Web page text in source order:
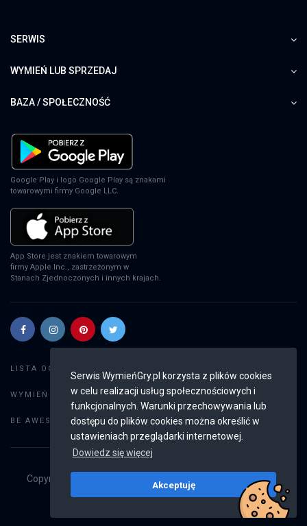
Serwis WymieńGry.pl korzysta z plików cookies
w celu realizacji usług społecznościowych i
funkcjonalnych. Warunki przechowywania lub
dostępu do plików cookies można określić w
ustawieniach przeglądarki internetowej.
Dowiedz się więcej
Akceptuję
SERWIS
WYMIEŃ LUB SPRZEDAJ
BAZA / SPOŁECZNOŚĆ
Google Play i logo Google Play są znakami
towarowymi firmy Google LLC.
App Store jest znakiem towarowym
firmy Apple Inc., zastrzeżonym w
Stanach Zjednoczonych i innych krajach.
LISTA OGŁOSZEŃ:
WYMIEŃ GRY: Dodaj ogłoszenie
BE AWESOME: Weryfikacja konta
Copyright © 2019 - 2026
Wszystkie prawa
v2.8.4